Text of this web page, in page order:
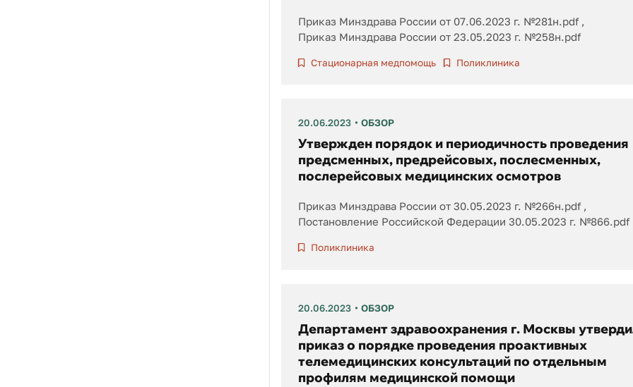
Приказ Минздрава России от 07.06.2023 г. №281н.pdf
Приказ Минздрава России от 23.05.2023 г. №258н.pdf
Стационарная медпомощь Поликлиника
20.06.2023 ОБЗОР
Утвержден порядок и периодичность проведения
предсменных, предрейсовых, послесменных,
послерейсовых медицинских осмотров
Приказ Минздрава России от 30.05.2023 г. №266н.pdf
Постановление Российской Федерации 30.05.2023 г. №866.pdf
Поликлиника
20.06.2023 ОБЗОР
Департамент здравоохранения г. Москвы
приказ о порядке проведения проактивных
телемедицинских консультаций по отдельным
профилям медицинской помощи